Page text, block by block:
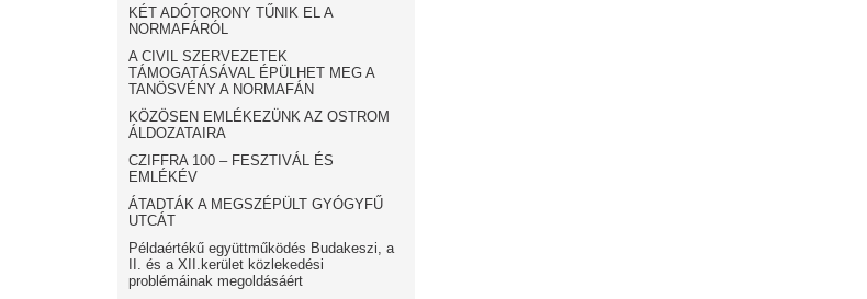
KÉT ADÓTORONY TŰNIK EL A
NORMAFÁRÓL
A CIVIL SZERVEZETEK
TÁMOGATÁSÁVAL ÉPÜLHET MEG A
TANÖSVÉNY A NORMAFÁN
KÖZÖSEN EMLÉKEZÜNK AZ OSTROM
ÁLDOZATAIRA
CZIFFRA 100 – FESZTIVÁL ÉS
EMLÉKÉV
ÁTADTÁK A MEGSZÉPÜLT GYÓGYFŰ
UTCÁT
Példaértékű együttműködés Budakeszi, a
II. és a XII.kerület közlekedési
problémáinak megoldásáért